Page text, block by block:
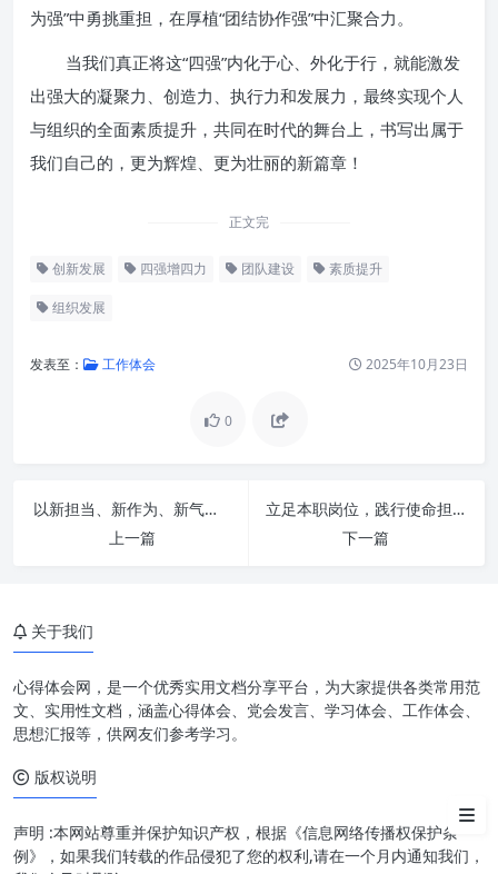
为强”中勇挑重担，在厚植“团结协作强”中汇聚合力。
当我们真正将这“四强”内化于心、外化于行，就能激发
出强大的凝聚力、创造力、执行力和发展力，最终实现个人
与组织的全面素质提升，共同在时代的舞台上，书写出属于
我们自己的，更为辉煌、更为壮丽的新篇章！
正文完
创新发展 四强增四力 团队建设 素质提升
组织发展
发表至： 工作体会 2025年10月23日
0
以新担当、新作为、新气象：全面提升“三服务”工作能力，共创高效治理新格局
上一篇
立足本职岗位，践行使命担当：新时代职业精神的内涵与实践
下一篇
驱动飞跃：如何增“四力”？
铸就辉煌：提素质谱新篇的实践
关于我们
心得体会网，是一个优秀实用文档分享平台，为大家提供各类常用范
文、实用性文档，涵盖心得体会、党会发言、学习体会、工作体会、
思想汇报等，供网友们参考学习。
版权说明
声明 :本网站尊重并保护知识产权，根据《信息网络传播权保护条
例》，如果我们转载的作品侵犯了您的权利,请在一个月内通知我们，